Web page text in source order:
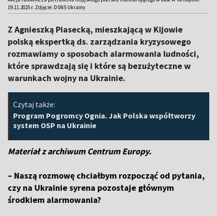
19.11.2025 r. Zdjęcie: DSNS Ukrainy
Z Agnieszką Piasecką, mieszkającą w Kijowie
polską ekspertką ds. zarządzania kryzysowego
rozmawiamy o sposobach alarmowania ludności,
które sprawdzają się i które są bezużyteczne w
warunkach wojny na Ukrainie.
Czytaj także:
Program Pogromcy Ognia. Jak Polska współtworzy
system OSP na Ukrainie
Materiał z archiwum Centrum Europy.
– Naszą rozmowę chciałbym rozpocząć od pytania,
czy na Ukrainie syrena pozostaje głównym
środkiem alarmowania?